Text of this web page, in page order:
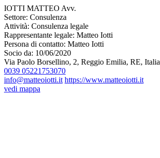
IOTTI MATTEO Avv.
Settore: Consulenza
Attività: Consulenza legale
Rappresentante legale: Matteo Iotti
Persona di contatto: Matteo Iotti
Socio da: 10/06/2020
Via Paolo Borsellino, 2, Reggio Emilia, RE, Italia
0039 05221753070
info@matteoiotti.it https://www.matteoiotti.it
vedi mappa